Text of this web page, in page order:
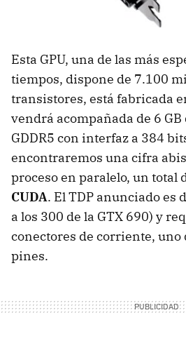
Esta GPU, una de las más
tiempos, dispone de 7.100
transistores, está fabricada
vendrá acompañada de 6
GDDR5 con interfaz a 384
encontraremos una cifra
proceso en paralelo, un total
CUDA. El TDP anunciado es
a los 300 de la GTX 690) y
conectores de corriente, uno
pines.